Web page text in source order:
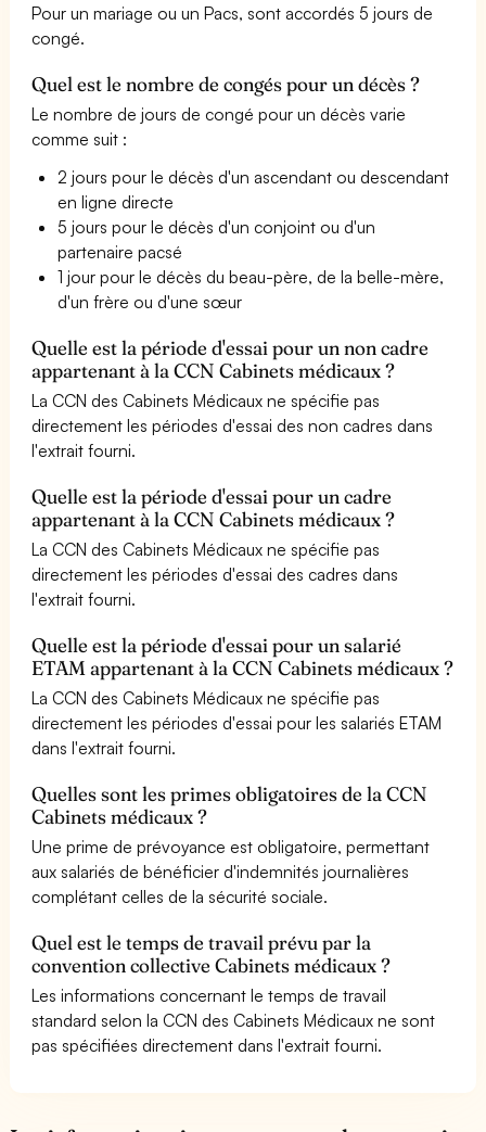
Pour un mariage ou un Pacs, sont accordés 5 jours de
congé.
Quel est le nombre de congés pour un décès ?
Le nombre de jours de congé pour un décès varie
comme suit :
2 jours pour le décès d'un ascendant ou descendant
en ligne directe
5 jours pour le décès d'un conjoint ou d'un
partenaire pacsé
1 jour pour le décès du beau-père, de la belle-mère,
d'un frère ou d'une sœur
Quelle est la période d'essai pour un non cadre
appartenant à la CCN Cabinets médicaux ?
La CCN des Cabinets Médicaux ne spécifie pas
directement les périodes d'essai des non cadres dans
l'extrait fourni.
Quelle est la période d'essai pour un cadre
appartenant à la CCN Cabinets médicaux ?
La CCN des Cabinets Médicaux ne spécifie pas
directement les périodes d'essai des cadres dans
l'extrait fourni.
Quelle est la période d'essai pour un salarié
ETAM appartenant à la CCN Cabinets médicaux ?
La CCN des Cabinets Médicaux ne spécifie pas
directement les périodes d'essai pour les salariés ETAM
dans l'extrait fourni.
Quelles sont les primes obligatoires de la CCN
Cabinets médicaux ?
Une prime de prévoyance est obligatoire, permettant
aux salariés de bénéficier d'indemnités journalières
complétant celles de la sécurité sociale.
Quel est le temps de travail prévu par la
convention collective Cabinets médicaux ?
Les informations concernant le temps de travail
standard selon la CCN des Cabinets Médicaux ne sont
pas spécifiées directement dans l'extrait fourni.